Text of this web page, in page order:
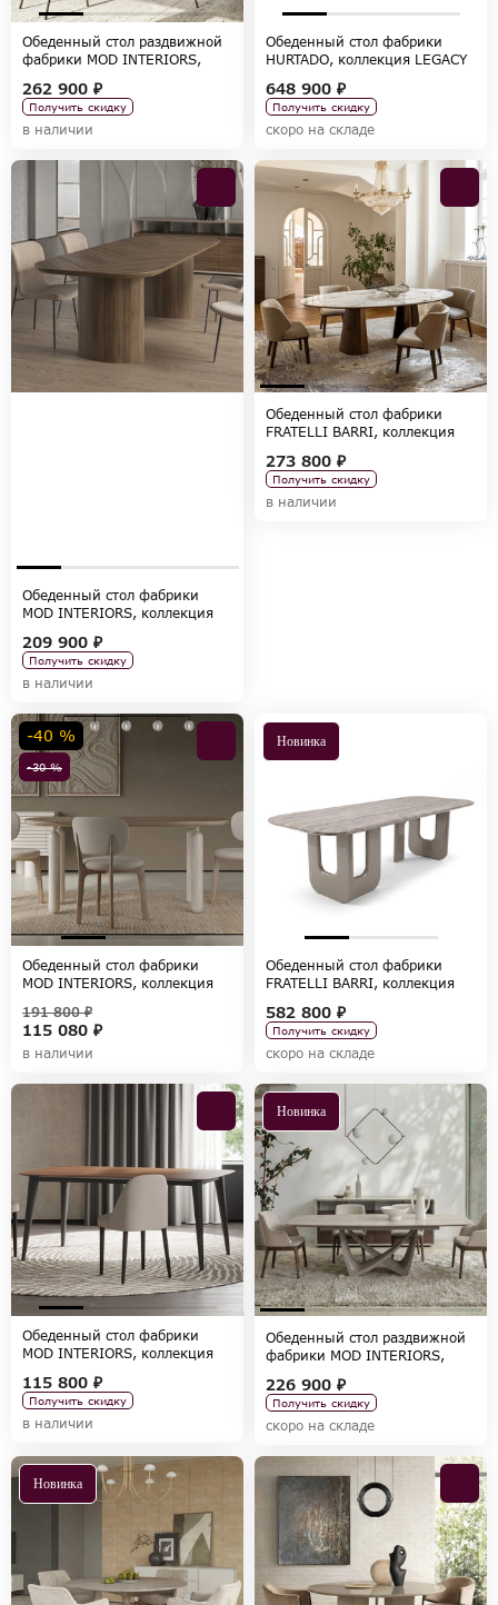
Обеденный стол раздвижной
фабрики MOD INTERIORS,
262 900 ₽
Получить скидку
в наличии
Обеденный стол фабрики
HURTADO, коллекция LEGACY
648 900 ₽
Получить скидку
скоро на складе
Обеденный стол фабрики
MOD INTERIORS, коллекция
209 900 ₽
Получить скидку
в наличии
Обеденный стол фабрики
FRATELLI BARRI, коллекция
273 800 ₽
Получить скидку
в наличии
-30 %
-40 %
Обеденный стол фабрики
MOD INTERIORS, коллекция
115 080 ₽
191 800 ₽
в наличии
Новинка
Обеденный стол фабрики
FRATELLI BARRI, коллекция
582 800 ₽
Получить скидку
скоро на складе
Обеденный стол фабрики
MOD INTERIORS, коллекция
115 800 ₽
Получить скидку
в наличии
Новинка
Обеденный стол раздвижной
фабрики MOD INTERIORS,
226 900 ₽
Получить скидку
скоро на складе
Новинка